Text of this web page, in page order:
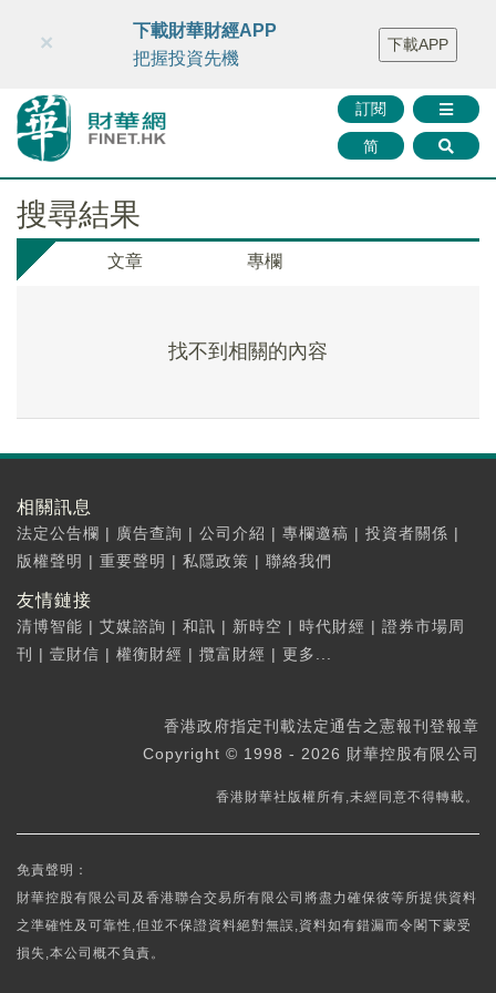
財華智庫網 FINTV FINMETA 財華證券 媒體矩陣
智庫沙龍
聯絡我們
訂閱
简
×
下載財華財經APP
把握投資先機
下載APP
搜尋結果
文章 專欄
找不到相關的內容
相關訊息
法定公告欄 | 廣告查詢 | 公司介紹 | 專欄邀稿 | 投資者關係 |
版權聲明 | 重要聲明 | 私隱政策 | 聯絡我們
友情鏈接
清博智能 | 艾媒諮詢 | 和訊 | 新時空 | 時代財經 | 證券市場周
刊
| 壹財信 | 權衡財經 | 攬富財經 | 更多...
香港政府指定刊載法定通告之憲報刊登報章
Copyright © 1998 - 2026 財華控股有限公司
香港財華社版權所有,未經同意不得轉載。
免責聲明：
財華控股有限公司及香港聯合交易所有限公司將盡力確保彼等所提供資料
之準確性及可靠性,但並不保證資料絕對無誤,資料如有錯漏而令閣下蒙受
損失,本公司概不負責。